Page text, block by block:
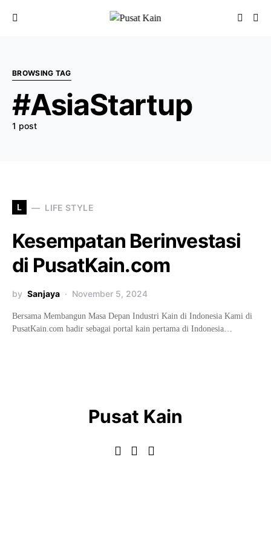
BROWSING TAG
#AsiaStartup
1 post
L LIFE STYLE
Kesempatan Berinvestasi
di PusatKain.com
by Sanjaya November 5, 2024
Bersama Membangun Masa Depan Industri Kain di Indonesia Kami di
PusatKain.com hadir sebagai portal kain pertama di Indonesia…
Pusat Kain